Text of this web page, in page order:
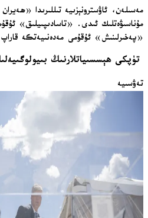
مەسىلەن، ئاۋسترونېزىيە تىللىرىدا
مۇناسىۋەتلىك ئىدى. «تاسادىپىيلىق»
«پەخىرلىنىش» ئۇقۇمى مەدەنىيەتكە
تۈپكى ھېسسىياتلارنىڭ
تەۋسىيە